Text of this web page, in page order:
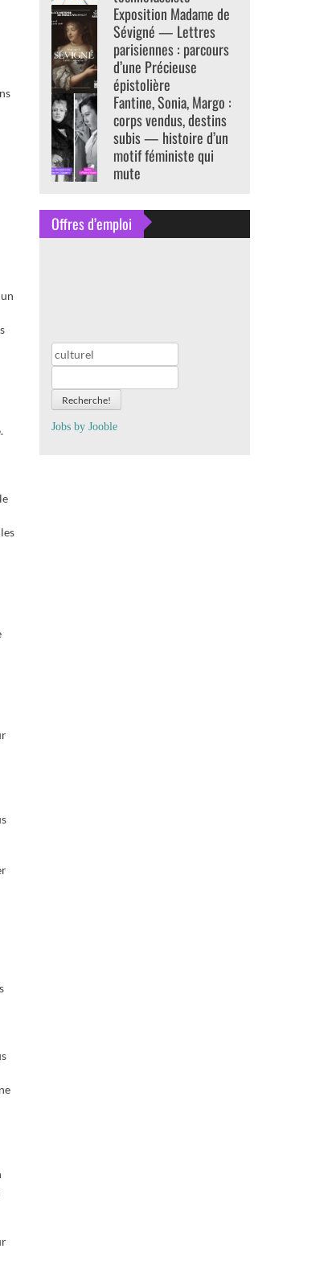
Exposition Madame de
Sévigné — Lettres
parisiennes : parcours
d’une Précieuse
épistolière
Fantine, Sonia, Margo :
corps vendus, destins
subis — histoire d’un
motif féministe qui
mute
Offres d’emploi
Recherche!
Jobs by Jooble